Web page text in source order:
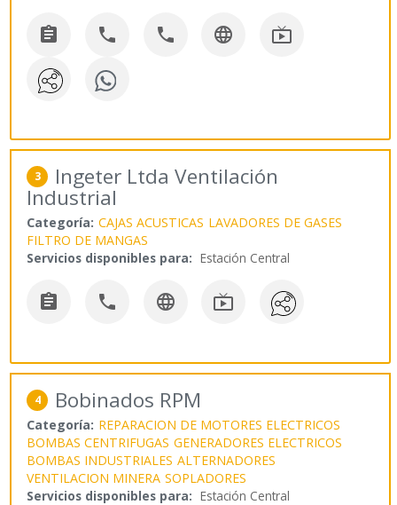
    
3 Ingeter Ltda Ventilación
Industrial
Categoría: CAJAS ACUSTICAS LAVADORES DE GASES
FILTRO DE MANGAS
Servicios disponibles para: Estación Central
   
4 Bobinados RPM
Categoría: REPARACION DE MOTORES ELECTRICOS
BOMBAS CENTRIFUGAS GENERADORES ELECTRICOS
BOMBAS INDUSTRIALES ALTERNADORES
VENTILACION MINERA SOPLADORES
Servicios disponibles para: Estación Central